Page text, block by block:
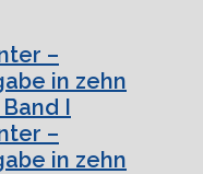
–
in zehn
I
–
in zehn